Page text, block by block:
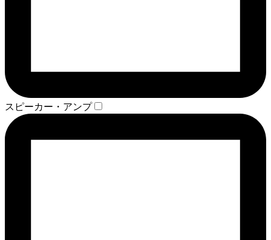
スピーカー・アンプ